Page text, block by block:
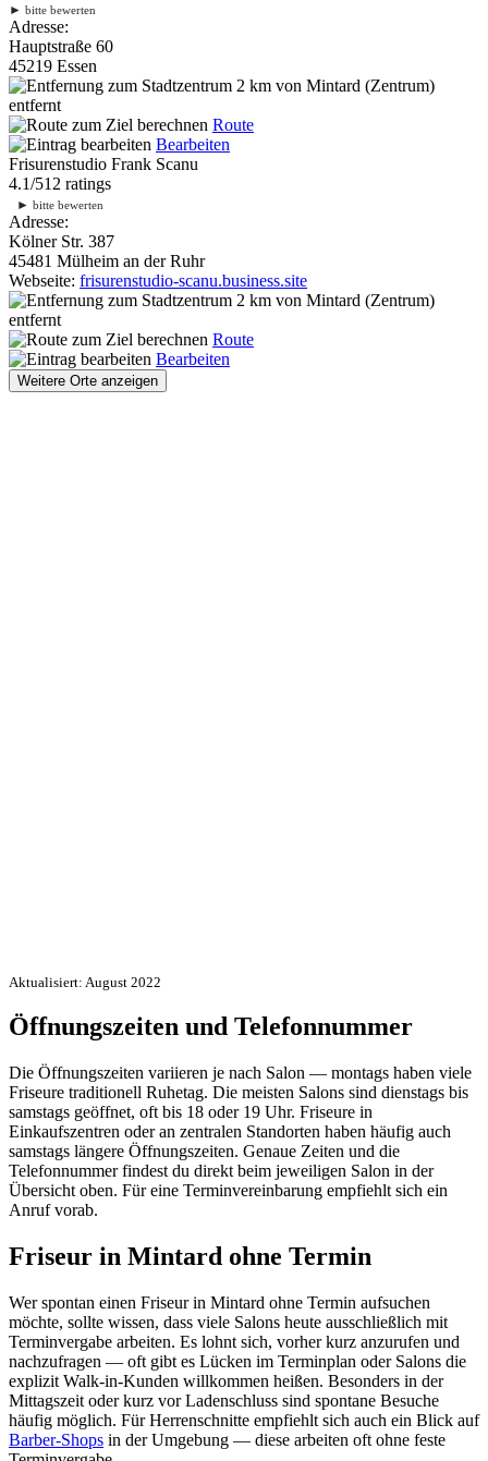
► bitte bewerten
Adresse:
Hauptstraße 60
45219 Essen
2 km von Mintard (Zentrum)
entfernt
Route
Bearbeiten
Frisurenstudio Frank Scanu
4.1/512 ratings
► bitte bewerten
Adresse:
Kölner Str. 387
45481 Mülheim an der Ruhr
Webseite: frisurenstudio-scanu.business.site
2 km von Mintard (Zentrum)
entfernt
Route
Bearbeiten
Weitere Orte anzeigen
Aktualisiert: August 2022
Öffnungszeiten und Telefonnummer
Die Öffnungszeiten variieren je nach Salon — montags haben viele
Friseure traditionell Ruhetag. Die meisten Salons sind dienstags bis
samstags geöffnet, oft bis 18 oder 19 Uhr. Friseure in
Einkaufszentren oder an zentralen Standorten haben häufig auch
samstags längere Öffnungszeiten. Genaue Zeiten und die
Telefonnummer findest du direkt beim jeweiligen Salon in der
Übersicht oben. Für eine Terminvereinbarung empfiehlt sich ein
Anruf vorab.
Friseur in Mintard ohne Termin
Wer spontan einen Friseur in Mintard ohne Termin aufsuchen
möchte, sollte wissen, dass viele Salons heute ausschließlich mit
Terminvergabe arbeiten. Es lohnt sich, vorher kurz anzurufen und
nachzufragen — oft gibt es Lücken im Terminplan oder Salons die
explizit Walk-in-Kunden willkommen heißen. Besonders in der
Mittagszeit oder kurz vor Ladenschluss sind spontane Besuche
häufig möglich. Für Herrenschnitte empfiehlt sich auch ein Blick auf
Barber-Shops in der Umgebung — diese arbeiten oft ohne feste